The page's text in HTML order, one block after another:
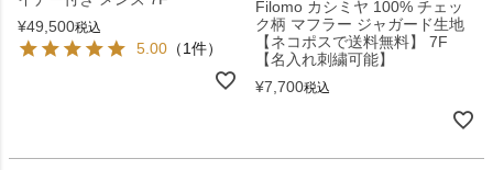
¥49,500税込
5.00 （1件）
Filomo カシミヤ 100% チェッ
ク柄 マフラー ジャガード生地
【ネコポスで送料無料】 7F
【名入れ刺繍可能】
¥7,700税込